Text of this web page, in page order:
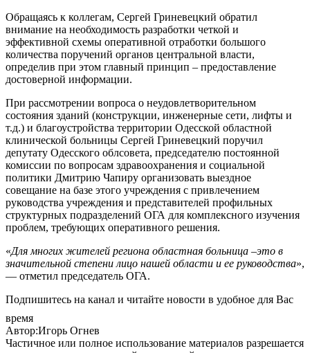
Обращаясь к коллегам, Сергей Гриневецкий обратил
внимание на необходимость разработки четкой и
эффективной схемы оперативной отработки большого
количества поручений органов центральной власти,
определив при этом главный принцип – предоставление
достоверной информации.
При рассмотрении вопроса о неудовлетворительном
состояния зданий (конструкции, инженерные сети, лифты и
т.д.) и благоустройства территории Одесской областной
клинической больницы Сергей Гриневецкий поручил
депутату Одесского облсовета, председателю постоянной
комиссии по вопросам здравоохранения и социальной
политики Дмитрию Чапиру организовать выездное
совещание на базе этого учреждения с привлечением
руководства учреждения и представителей профильных
структурных подразделений ОГА для комплексного изучения
проблем, требующих оперативного решения.
«Для многих жителей региона областная больница –это в
значительной степени лицо нашей области и ее руководства»,
— отметил председатель ОГА.
Подпишитесь на канал и читайте новости в удобное для Вас
время
Автор:Игорь Огнев
Частичное или полное использование материалов разрешается